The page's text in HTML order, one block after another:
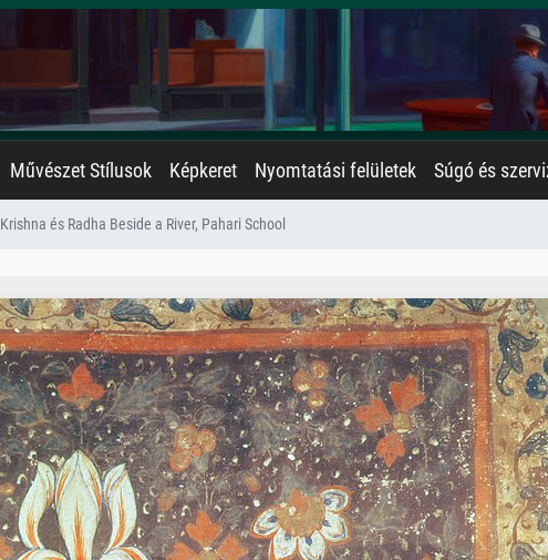
Művészet Stílusok Képkeret Nyomtatási felületek Súgó és
Krishna és Radha Beside a River, Pahari School